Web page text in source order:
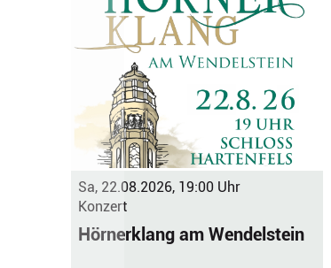
Sa, 22.08.2026, 19:00 Uhr
Konzert
Hörnerklang am Wendelstein